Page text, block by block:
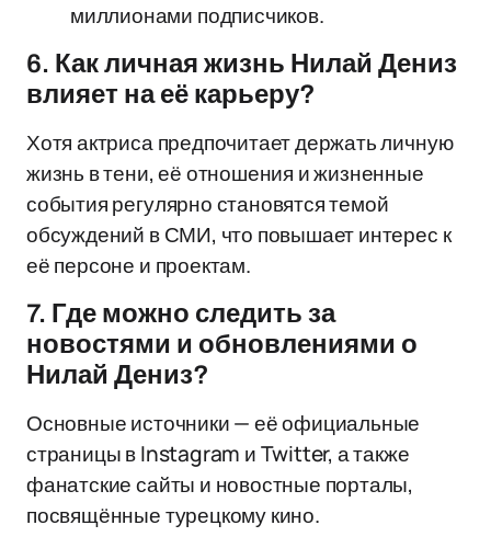
миллионами подписчиков.
6. Как личная жизнь Нилай Дениз
влияет на её карьеру?
Хотя актриса предпочитает держать личную
жизнь в тени, её отношения и жизненные
события регулярно становятся темой
обсуждений в СМИ, что повышает интерес к
её персоне и проектам.
7. Где можно следить за
новостями и обновлениями о
Нилай Дениз?
Основные источники — её официальные
страницы в Instagram и Twitter, а также
фанатские сайты и новостные порталы,
посвящённые турецкому кино.